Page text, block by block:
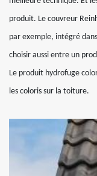
produit. Le couvreur
par exemple, intégré
choisir aussi entre un
Le produit hydrofuge
les coloris sur la toiture.